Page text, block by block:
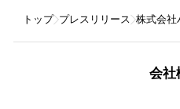
トップ プレスリリース 株式会社
会社